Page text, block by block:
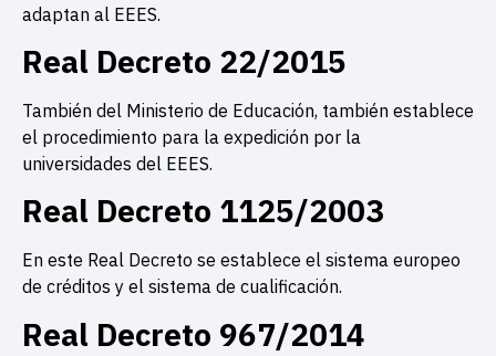
adaptan al EEES.
Real Decreto 22/2015
También del Ministerio de Educación, también establece
el procedimiento para la expedición por la
universidades del EEES.
Real Decreto 1125/2003
En este Real Decreto se establece el sistema europeo
de créditos y el sistema de cualificación.
Real Decreto 967/2014